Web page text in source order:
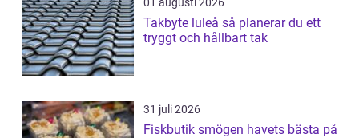
Takbyte luleå så planerar du ett
tryggt och hållbart tak
31 juli 2026
Fiskbutik smögen havets bästa på